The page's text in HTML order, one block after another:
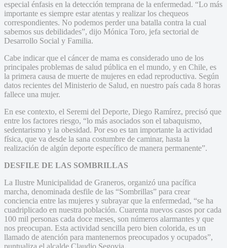
especial énfasis en la detección temprana de la enfermedad. “Lo más
importante es siempre estar atentas y realizar los chequeos
correspondientes. No podemos perder una batalla contra la cual
sabemos sus debilidades”, dijo Mónica Toro, jefa sectorial de
Desarrollo Social y Familia.
Cabe indicar que el cáncer de mama es considerado uno de los
principales problemas de salud pública en el mundo, y en Chile, es
la primera causa de muerte de mujeres en edad reproductiva. Según
datos recientes del Ministerio de Salud, en nuestro país cada 8 horas
fallece una mujer.
En ese contexto, el Seremi del Deporte, Diego Ramírez, precisó que
entre los factores riesgo, “lo más asociados son el tabaquismo,
sedentarismo y la obesidad. Por eso es tan importante la actividad
física, que va desde la sana costumbre de caminar, hasta la
realización de algún deporte específico de manera permanente”.
DESFILE DE LAS SOMBRILLAS
La Ilustre Municipalidad de Graneros, organizó una pacífica
marcha, denominada desfile de las “Sombrillas” para crear
conciencia entre las mujeres y subrayar que la enfermedad, “se ha
cuadriplicado en nuestra población. Cuarenta nuevos casos por cada
100 mil personas cada doce meses, son números alarmantes y que
nos preocupan. Esta actividad sencilla pero bien colorida, es un
llamado de atención para mantenernos preocupados y ocupados”,
puntualiza el alcalde Claudio Segovia.